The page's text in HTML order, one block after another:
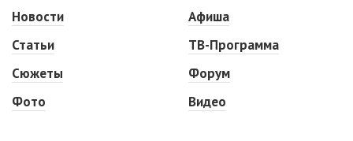
Новости
Статьи
Сюжеты
Фото
Афиша
ТВ-Программа
Форум
Видео